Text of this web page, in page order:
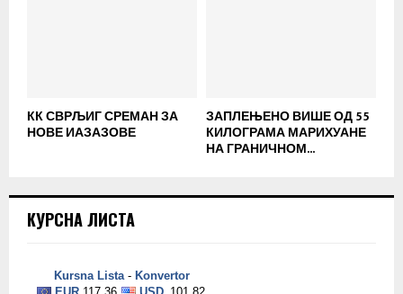
КК СВРЉИГ СРЕМАН ЗА
НОВЕ ИАЗАЗОВЕ
ЗАПЛЕЊЕНО ВИШЕ ОД 55
КИЛОГРАМА МАРИХУАНЕ
НА ГРАНИЧНОМ...
КУРСНА ЛИСТА